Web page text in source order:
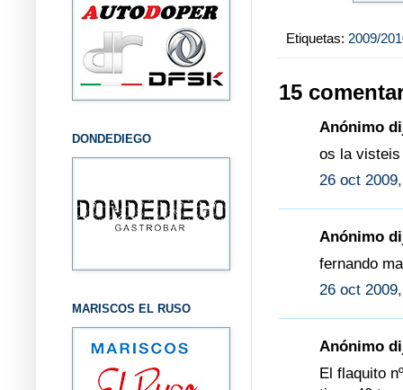
Etiquetas: 2009/
15
Anónimo
os la
26 oct
Anónimo
fernando
26 oct
Anónimo
El flaquito
DONDEDIEGO
MARISCOS EL RUSO